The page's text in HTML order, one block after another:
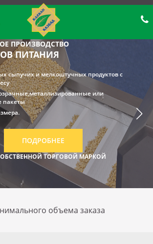
ПРОИЗВОДСТВО
ПИТАНИЯ
сыпучих и мелкоштучных продуктов с
или
пакеты
ПОДРОБНЕЕ
ТОРГОВОЙ МАРКОЙ
объема заказа